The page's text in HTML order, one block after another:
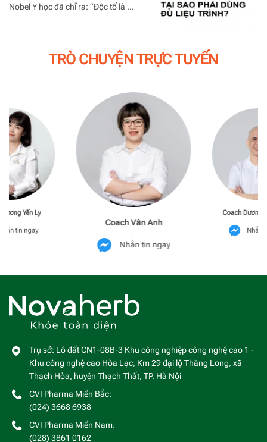
Nobel Y học đã chỉ ra: “Độc tố là …
TRÒ CHUYỆN TRỰC TUYẾN
Coach Vân Anh
Nhắn tin ngay
Coach Dương
Nhắn
Yến Ly
tin ngay
Trụ sở: Lô đất CN1-08B-3 Khu công nghiệp công nghệ cao 1 -
Khu công nghệ cao Hòa Lạc, Km 29 đại lộ Thăng Long, xã
Thạch Hòa, huyện Thạch Thất, TP. Hà Nội
CVI Pharma Miền Bắc:
(024) 3668 6938
CVI Pharma Miền Nam:
(028) 3861 0162